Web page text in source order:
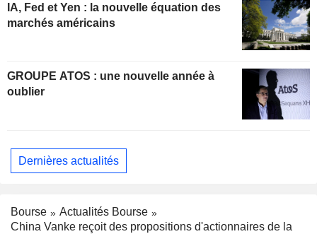
IA, Fed et Yen : la nouvelle équation des
marchés américains
GROUPE ATOS : une nouvelle année à
oublier
Dernières actualités
Bourse
Actualités Bourse
China Vanke reçoit des propositions d'actionnaires de la